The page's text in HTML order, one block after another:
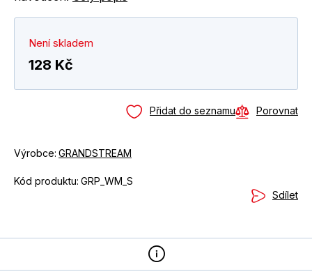
Není skladem
128 Kč
Přidat do seznamu Porovnat
Výrobce: GRANDSTREAM
Kód produktu: GRP_WM_S
Sdílet